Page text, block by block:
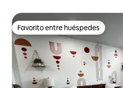
Favorito entre huéspedes
Favorito entre huéspedes